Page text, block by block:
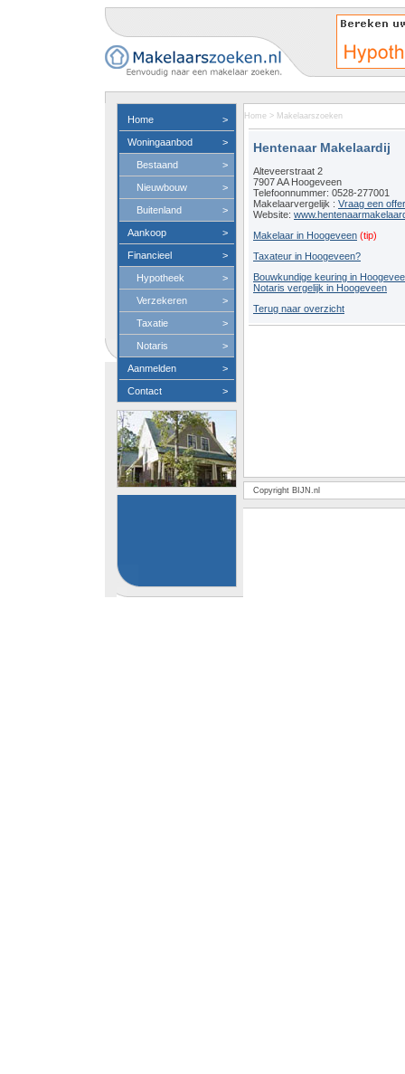
Home >
Woningaanbod >
Bestaand >
Nieuwbouw >
Buitenland >
Aankoop >
Financieel >
Hypotheek >
Verzekeren >
Taxatie >
Notaris >
Aanmelden >
Contact >
Home > Makelaarszoeken
Hentenaar Makelaardij
Alteveerstraat 2
7907 AA Hoogeveen
Telefoonnummer: 0528-277001
Makelaarvergelijk : Vraag een
Website:
Makelaar in Hoogeveen (tip)
Taxateur in Hoogeveen?
Bouwkundige keuring in
Notaris vergelijk in Hoogeveen
Terug naar overzicht
Copyright BIJN.nl